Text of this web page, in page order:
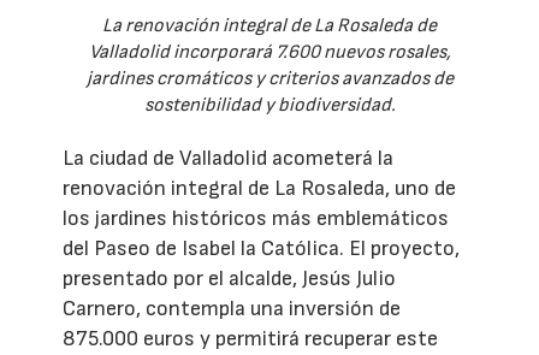
La renovación integral de La Rosaleda de
Valladolid incorporará 7.600 nuevos rosales,
jardines cromáticos y criterios avanzados de
sostenibilidad y biodiversidad.
La ciudad de Valladolid acometerá la
renovación integral de La Rosaleda, uno de
los jardines históricos más emblemáticos
del Paseo de Isabel la Católica. El proyecto,
presentado por el alcalde, Jesús Julio
Carnero, contempla una inversión de
875.000 euros y permitirá recuperar este